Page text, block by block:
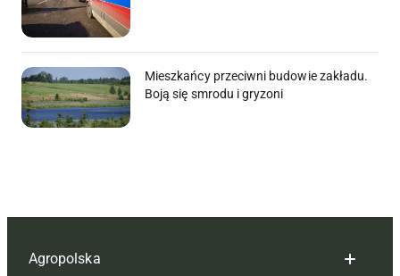
Mieszkańcy przeciwni budowie zakładu.
Boją się smrodu i gryzoni
Agropolska